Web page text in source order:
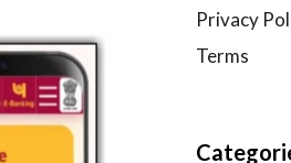
Privacy
Terms